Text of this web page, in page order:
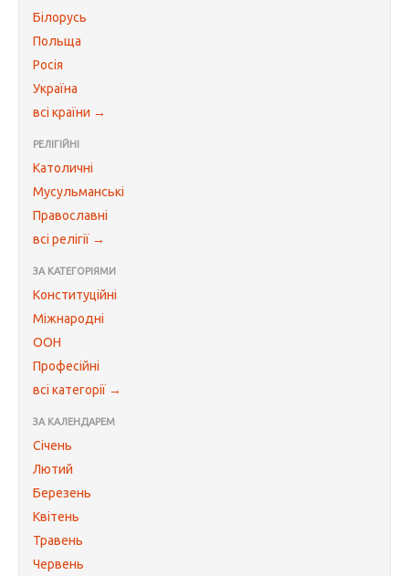
Білорусь
Польща
Росія
Україна
всі країни →
РЕЛІГІЙНІ
Католичні
Мусульманські
Православні
всі релігії →
ЗА КАТЕГОРІЯМИ
Конституційні
Міжнародні
ООН
Професійні
всі категорії →
ЗА КАЛЕНДАРЕМ
Січень
Лютий
Березень
Квітень
Травень
Червень